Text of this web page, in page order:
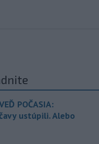
POČASIA:
ustúpili. Alebo